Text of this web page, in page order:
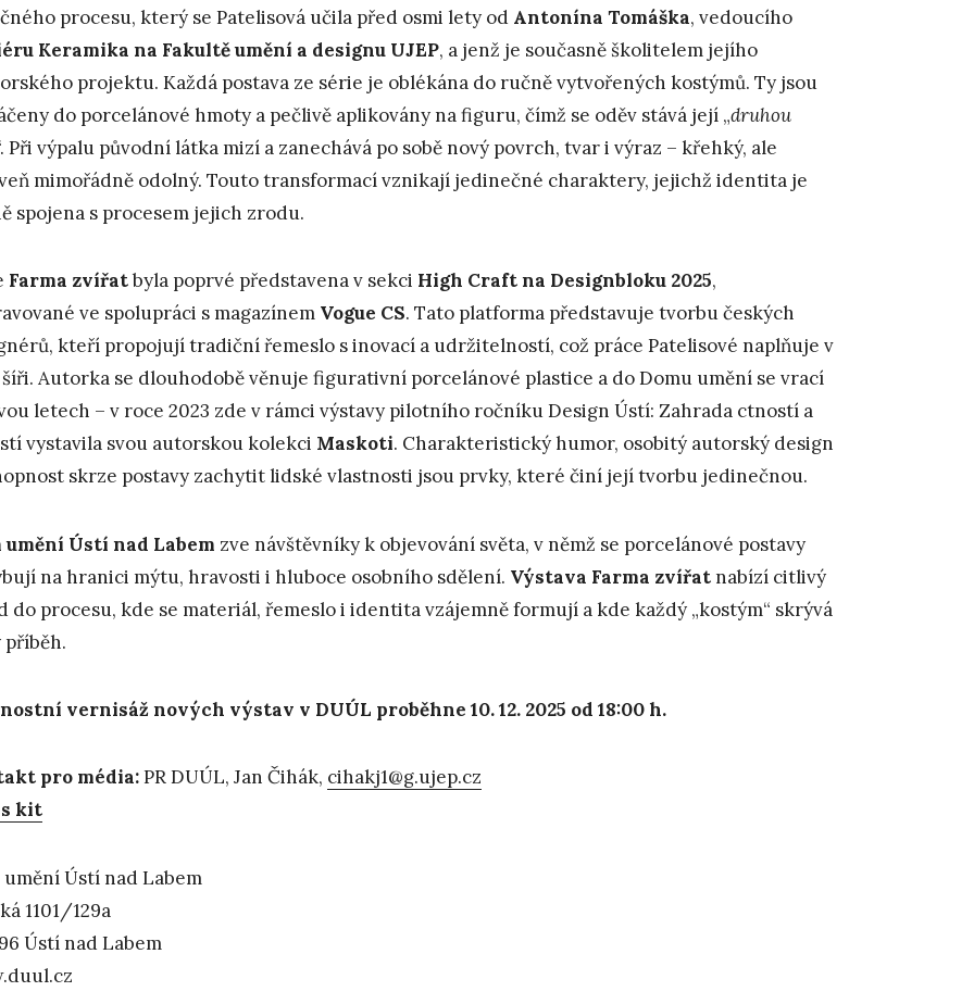
procesu, který se Patelisová učila před osmi lety od Antonína Tomáška, vedoucího
Keramika na Fakultě umění a designu UJEP, a jenž je současně školitelem jejího
projektu. Každá postava ze série je oblékána do ručně vytvořených kostýmů. Ty jsou
do porcelánové hmoty a pečlivě aplikovány na figuru, čímž se oděv stává její „druhou
Při výpalu původní látka mizí a zanechává po sobě nový povrch, tvar i výraz – křehký, ale
mimořádně odolný. Touto transformací vznikají jedinečné charaktery, jejichž identita je
spojena s procesem jejich zrodu.
Farma zvířatbyla poprvé představena v sekci High Craft na Designbloku 2025,
ve spolupráci s magazínem Vogue CS. Tato platforma představuje tvorbu českých
kteří propojují tradiční řemeslo s inovací a udržitelností, což práce Patelisové naplňuje v
Autorka se dlouhodobě věnuje figurativní porcelánové plastice a do Domu umění se vrací
letech – v roce 2023 zde v rámci výstavy pilotního ročníku Design Ústí: Zahrada ctností a
vystavila svou autorskou kolekci Maskoti. Charakteristický humor, osobitý autorský design
skrze postavy zachytit lidské vlastnosti jsou prvky, které činí její tvorbu jedinečnou.
umění Ústí nad Labem zve návštěvníky k objevování světa, v němž se porcelánové postavy
na hranici mýtu, hravosti i hluboce osobního sdělení. Výstava Farma zvířatnabízí citlivý
do procesu, kde se materiál, řemeslo i identita vzájemně formují a kde každý „kostým“ skrývá
příběh.
vernisáž nových výstav v DUÚL proběhne 10. 12. 2025 od 18:00h.
pro média:PR DUÚL, Jan Čihák, cihakj1@g.ujep.cz
kit
umění Ústí nad Labem
1101/129a
Ústí nad Labem